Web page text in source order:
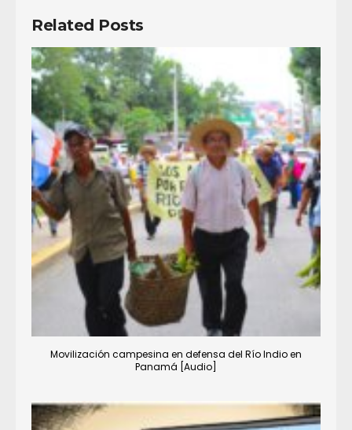
Related Posts
Movilización campesina en defensa del Río Indio en
Panamá [Audio]